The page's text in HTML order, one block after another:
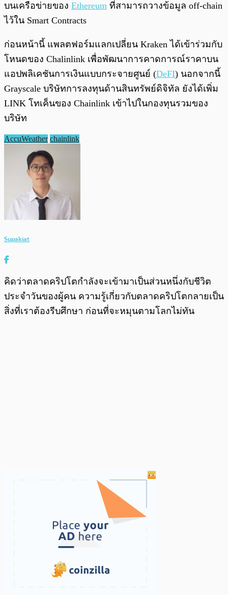
บนเครือข่ายของ Ethereum ที่สามารถวางข้อมูล off-chain
ไว้ใน Smart Contracts
ก่อนหน้านี้ แพลตฟอร์มแลกเปลี่ยน Kraken ได้เข้าร่วมกับ
โหนดของ Chalinlink เพื่อพัฒนาการคาดการณ์ราคาบน
แอปพลิเคชันการเงินแบบกระจายศูนย์ (DeFI) นอกจากนี้
Grayscale บริษัทการลงทุนด้านสินทรัพย์ดิจิทัล ยังได้เพิ่ม
LINK โทเค็นของ Chainlink เข้าไปในกองทุนรวมของ
บริษัท
AccuWeather chainlink
Supakiat
คิดว่าตลาดคริปโตกำลังจะเข้ามาเป็นส่วนหนึ่งกับชีวิต
ประจำวันของผู้คน ความรู้เกี่ยวกับตลาดคริปโตกลายเป็น
สิ่งที่เราต้องรีบศึกษา ก่อนที่จะหมุนตามโลกไม่ทัน